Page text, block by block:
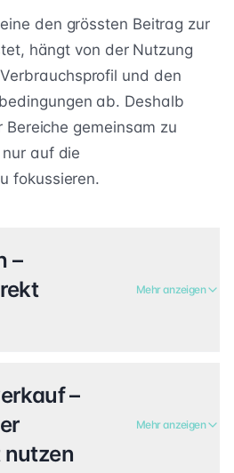
den grössten Beitrag zur
hängt von der Nutzung
und den
ab. Deshalb
gemeinsam zu
auf die
fokussieren.
–
Mehr anzeigen
–
Mehr anzeigen